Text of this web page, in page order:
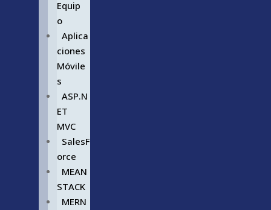
Equip
o
Aplica
ciones
Móvile
s
ASP.N
ET
MVC
SalesF
orce
MEAN
STACK
MERN